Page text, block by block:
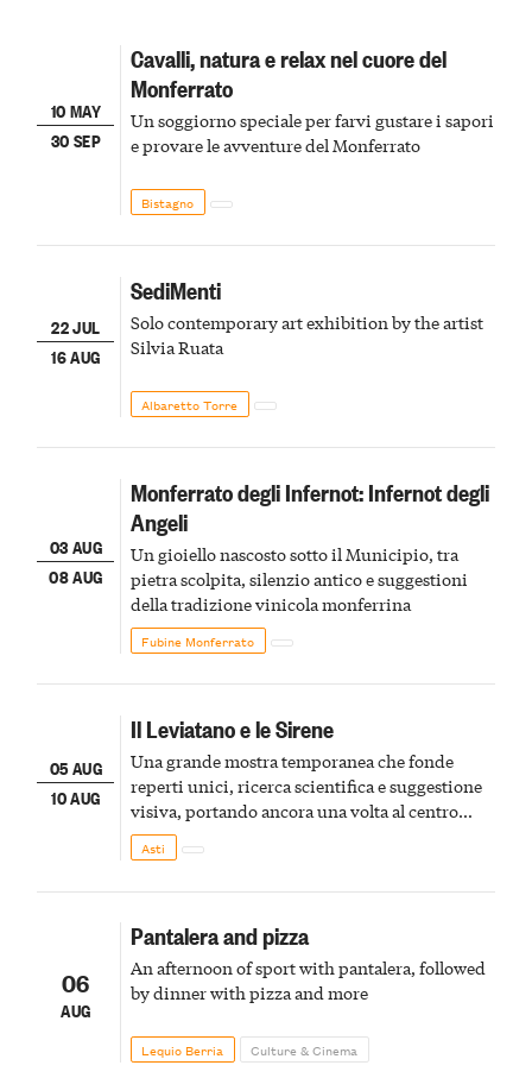
10 MAY
30 SEP
Cavalli, natura e relax nel cuore del
Monferrato
Un soggiorno speciale per farvi gustare i sapori
e provare le avventure del Monferrato
Bistagno
22 JUL
16 AUG
SediMenti
Solo contemporary art exhibition by the artist
Silvia Ruata
Albaretto Torre
03 AUG
08 AUG
Monferrato degli Infernot: Infernot degli
Angeli
Un gioiello nascosto sotto il Municipio, tra
pietra scolpita, silenzio antico e suggestioni
della tradizione vinicola monferrina
Fubine Monferrato
05 AUG
10 AUG
Il Leviatano e le Sirene
Una grande mostra temporanea che fonde
reperti unici, ricerca scientifica e suggestione
visiva, portando ancora una volta al centro
della scena le meraviglie del passato astigiano
Asti
06
AUG
Pantalera and pizza
An afternoon of sport with pantalera, followed
by dinner with pizza and more
Lequio Berria Culture & Cinema